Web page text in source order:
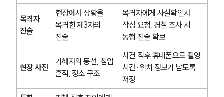
업무분야
성범죄대응부 업무
전체
목격자
진술
현장에서 상황을
목격한 제3자의
진술
목격자에게 사실확인서
작성 요청, 경찰 조사 시
동행 진술 확보
현장 사진
가해자의 동선, 침입
흔적, 장소 구조
사건 직후 휴대폰으로 촬영,
시간·위치 정보가 남도록
저장